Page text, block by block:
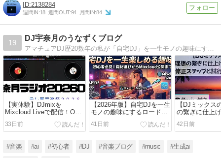
2138284
週間IN:18 週間OUT:94 月間IN:84
19
DJ宇奈月のうなずくブログ
アマチュアDJ歴20数年の私が「自宅DJ」を一生モノの趣味にするやり方お教えします！！DJビギナー向けの、DJの初期設定・基本テクニック・YOUTUBEへのアップロード方法等、その他DJ支援アプリの公開まで、毎週２回ほど更新してます！！
【実体験】DJmixを
Mixcloud Liveで配信！OBS
設定を初心者向けに解説
33日前
【2026年版】自宅DJを一生
モノの趣味にするロードマ
ップ｜初心者向け完全ガイ
ド
41日前
【DJミックス
の繋ぎに仕上
つの修正ステ
誤のプロセス
42日前
#音楽 #ai #初心者 #DJ #音楽ブログ #music #生成ai